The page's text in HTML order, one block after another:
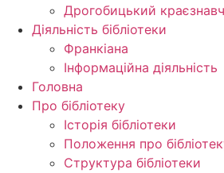
Дрогобицький
Діяльність бібліотеки
Франкіана
Інформаційна діяльність
Головна
Про бібліотеку
Історія бібліотеки
Положення про
Структура бібліотеки